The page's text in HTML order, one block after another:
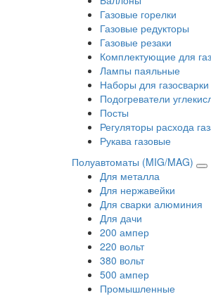
Газовые горелки
Газовые редукторы
Газовые резаки
Комплектующие для
Лампы паяльные
Наборы для газосварки
Подогреватели
Посты
Регуляторы расхода
Рукава газовые
Полуавтоматы (MIG/MAG)
Для металла
Для нержавейки
Для сварки алюминия
Для дачи
200 ампер
220 вольт
380 вольт
500 ампер
Промышленные